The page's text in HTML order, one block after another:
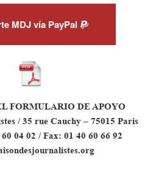
MDJ vía PayPal
FORMULARIO DE APOYO
/ 35 rue Cauchy – 75015 Paris
04 02 / Fax: 01 40 60 66 92